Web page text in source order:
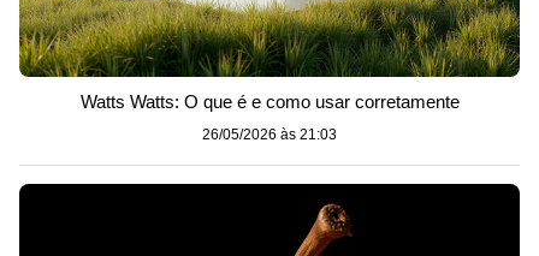
Watts Watts: O que é e como usar corretamente
26/05/2026 às 21:03